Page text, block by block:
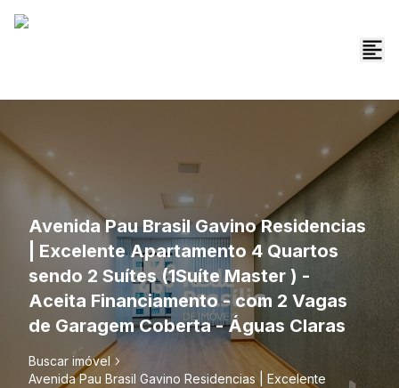
Avenida Pau Brasil Gavino Residencias
| Excelente Apartamento 4 Quartos
sendo 2 Suítes (1Suíte Master ) -
Aceita Financiamento - com 2 Vagas
de Garagem Coberta - Águas Claras
Buscar imóvel
Avenida Pau Brasil Gavino Residencias | Excelente